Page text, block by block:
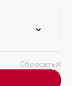
Сбросить